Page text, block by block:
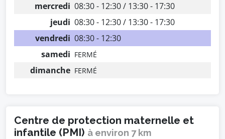
mercredi 08:30 - 12:30 / 13:30 - 17:30
jeudi 08:30 - 12:30 / 13:30 - 17:30
vendredi 08:30 - 12:30
samedi FERMÉ
dimanche FERMÉ
Centre de protection maternelle et
infantile (PMI) à environ 7 km